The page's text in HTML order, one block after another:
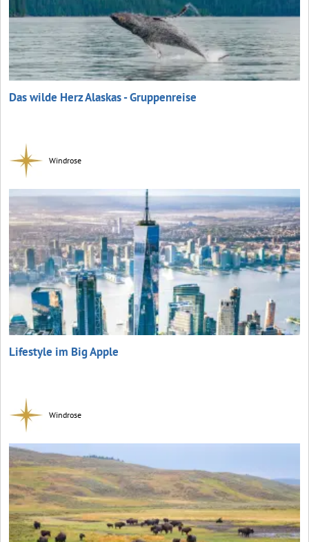
Das wilde Herz Alaskas - Gruppenreise
Windrose
Lifestyle im Big Apple
Windrose